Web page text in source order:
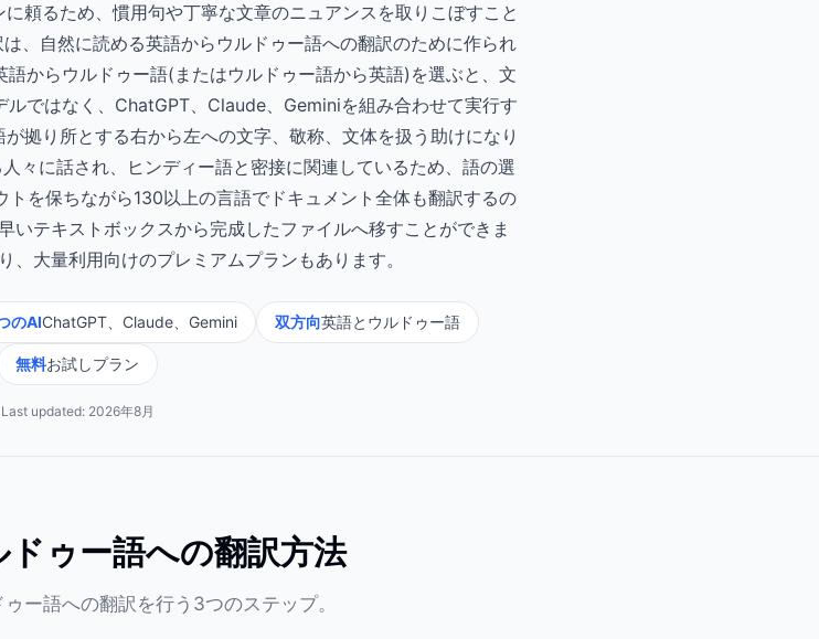
頼るため、慣用句や丁寧な文章のニュアンスを取りこぼすこと
、自然に読める英語からウルドゥー語への翻訳のために作られ
からウルドゥー語(またはウルドゥー語から英語)を選ぶと、文
ではなく、ChatGPT、Claude、Geminiを組み合わせて実行す
拠り所とする右から左への文字、敬称、文体を扱う助けになり
々に話され、ヒンディー語と密接に関連しているため、語の選
を保ちながら130以上の言語でドキュメント全体も翻訳するの
いテキストボックスから完成したファイルへ移すことができま
、大量利用向けのプレミアムプランもあります。
のAIChatGPT、Claude、Gemini 双方向英語とウルドゥー語
無料お試しプラン
Last updated: 2026年8月
ゥー語への翻訳方法
ー語への翻訳を行う3つのステップ。